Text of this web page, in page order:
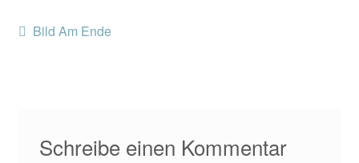
Beitragsnavigation
Vorheriger
Bild Am Ende
Schreibe einen Kommentar